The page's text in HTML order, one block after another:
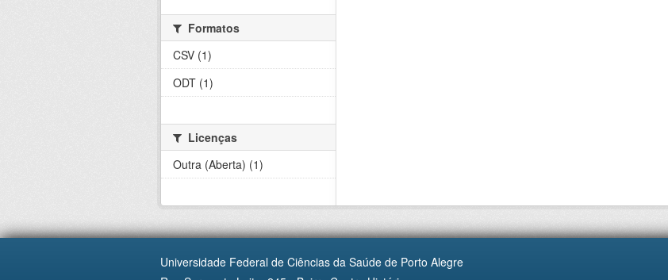
Formatos
CSV (1)
ODT (1)
Licenças
Outra (Aberta) (1)
Universidade Federal de Ciências da Saúde de Porto Alegre